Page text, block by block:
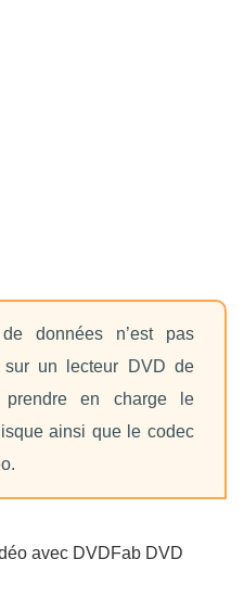
données n’est pas
sur un lecteur DVD de
en charge le
ainsi que le codec
avec DVDFab DVD